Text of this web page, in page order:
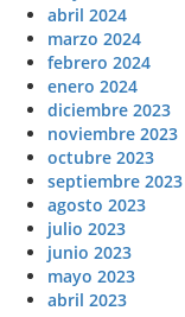
abril 2024
marzo 2024
febrero 2024
enero 2024
diciembre 2023
noviembre 2023
octubre 2023
septiembre 2023
agosto 2023
julio 2023
junio 2023
mayo 2023
abril 2023